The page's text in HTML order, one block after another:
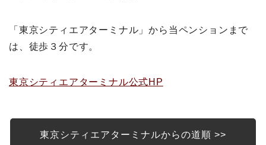
「東京シティエアターミナル」から当ペンションまで
は、徒歩３分です。
東京シティエアターミナル公式HP
東京シティエアターミナルからの道順 >>